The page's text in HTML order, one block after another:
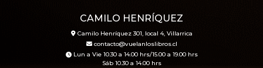
CAMILO HENRÍQUEZ
Camilo Henríquez 301, local 4, Villarrica
contacto@vuelanloslibros.cl
Lun a Vie 10.30 a 14.00 hrs/15.00 a 19.00 hrs
Sáb 10.30 a 14.00 hrs